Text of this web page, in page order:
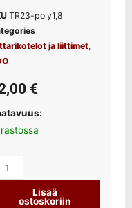
TR23-poly1,8
ja liittimet,
€
Lisää
ostoskoriin